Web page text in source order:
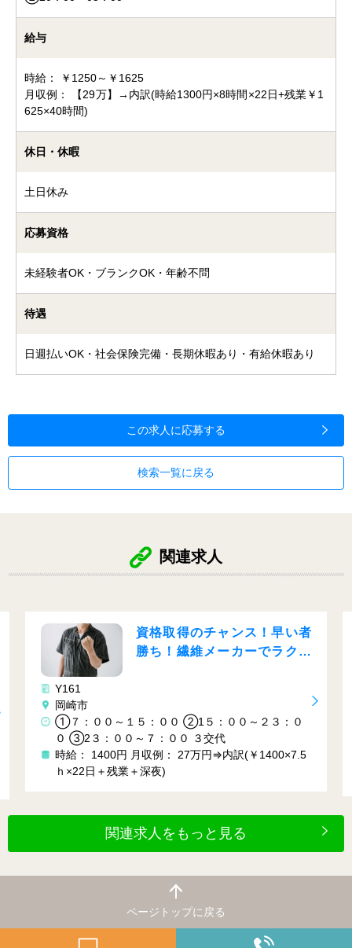
給与
時給： ￥1250～￥1625
月収例： 【29万】→内訳(時給1300円×8時間×22日+残業￥1
625×40時間)
休日・休暇
土日休み
応募資格
未経験者OK・ブランクOK・年齢不問
待遇
日週払いOK・社会保険完備・長期休暇あり・有給休暇あり
この求人に応募する
検索一覧に戻る
関連求人
資格取得のチャンス！早い者
勝ち！繊維メーカーでラクラ
Y161
岡崎市
①７：００～１５：００ ②1５：００～２３：０
０ ③2３：００～７：００ ３交代
時給： 1400円 月収例： 27万円⇒内訳(￥1400×7.5
ｈ×22日＋残業＋深夜)
関連求人をもっと見る
ページトップに戻る